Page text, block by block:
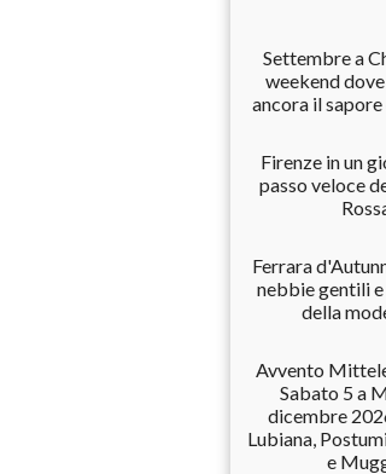
Settembre a
weekend
ancora il
Firenze in un
passo veloce
Ferrara
nebbie gentili
della
Avvento
Sabato 5 a
dicembre
Lubiana,
e